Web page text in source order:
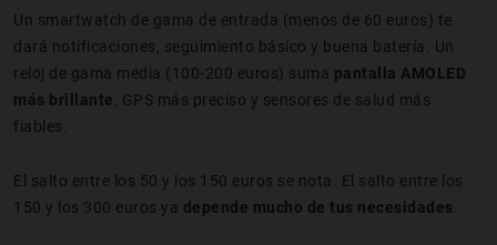
Un smartwatch de gama de entrada (menos de 60 euros) te
dará notificaciones, seguimiento básico y buena batería. Un
reloj de gama media (100-200 euros) suma pantalla AMOLED
más brillante , GPS más preciso y sensores de salud más
fiables.
El salto entre los 50 y los 150 euros se nota. El salto entre los
150 y los 300 euros ya depende mucho de tus necesidades